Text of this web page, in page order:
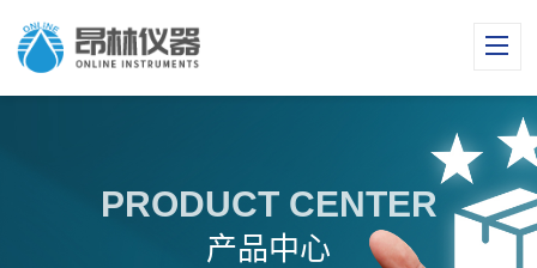
PRODUCT CENTER
产品中心